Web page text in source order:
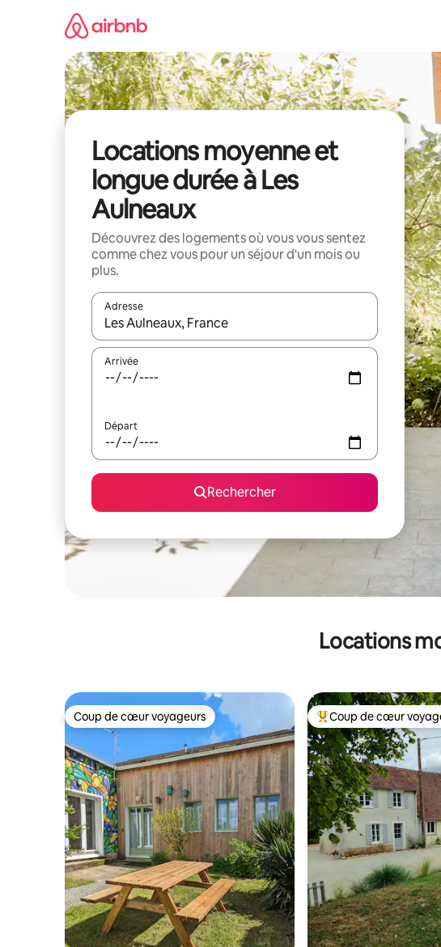
Locations moyenne et
longue durée à Les
Aulneaux
Découvrez des logements où vous vous sentez
comme chez vous pour un séjour d'un mois ou
plus.
Adresse
Lorsque les résultats s'affichent, utilisez les flèches vers le haut
Arrivée
Départ
Rechercher
Locations
Coup de cœur voyageurs
Coup de cœur voyageurs Coups de cœur
Coup de cœur